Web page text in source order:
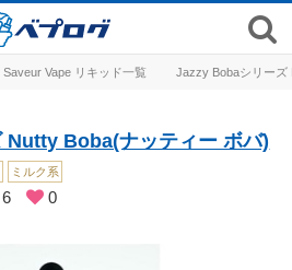
Saveur Vape リキッド一覧 Jazzy Bobaシリーズ
Boba(ナッティー ボバ)
ミルク系
6 0